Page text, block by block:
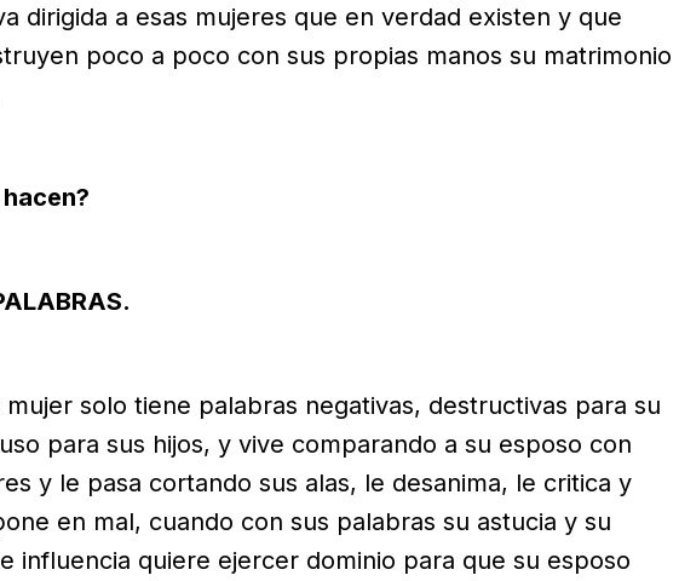
dirigida a esas mujeres que en verdad existen y que
poco a poco con sus propias manos su matrimonio
mujer solo tiene palabras negativas, destructivas para su
para sus hijos, y vive comparando a su esposo con
y le pasa cortando sus alas, le desanima, le critica y
en mal, cuando con sus palabras su astucia y su
influencia quiere ejercer dominio para que su esposo